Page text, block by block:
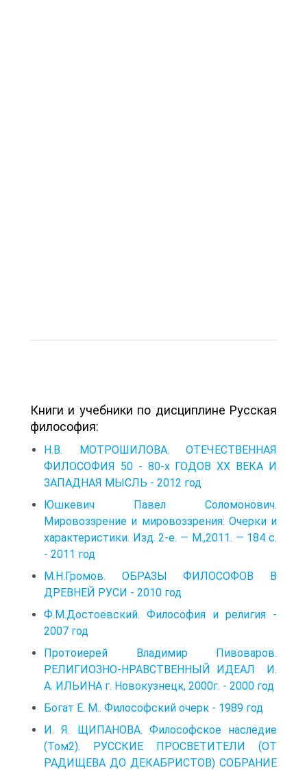
Книги и учебники по дисциплине Русская
философия:
Н.В. МОТРОШИЛОВА. ОТЕЧЕСТВЕННАЯ
ФИЛОСОФИЯ 50 - 80-х ГОДОВ XX ВЕКА И
ЗАПАДНАЯ МЫСЛЬ - 2012 год
Юшкевич Павел Соломонович.
Мировоззрение и мировоззрения: Очерки и
характеристики. Изд. 2-е. — М.,2011. — 184 с.
- 2011 год
М.Н.Громов. ОБРАЗЫ ФИЛОСОФОВ В
ДРЕВНЕЙ РУСИ - 2010 год
Ф.М.Достоевский. Философия и религия -
2007 год
Протоиерей Владимир Пивоваров.
РЕЛИГИОЗНО-НРАВСТВЕННЫЙ ИДЕАЛ И.
А. ИЛЬИНА г. Новокузнецк, 2000г. - 2000 год
Богат E. M.. Философский очерк - 1989 год
И. Я. ЩИПАНОВА. Философское наследие
(Том2). РУССКИЕ ПРОСВЕТИТЕЛИ (ОТ
РАДИЩЕВА ДО ДЕКАБРИСТОВ) СОБРАНИЕ